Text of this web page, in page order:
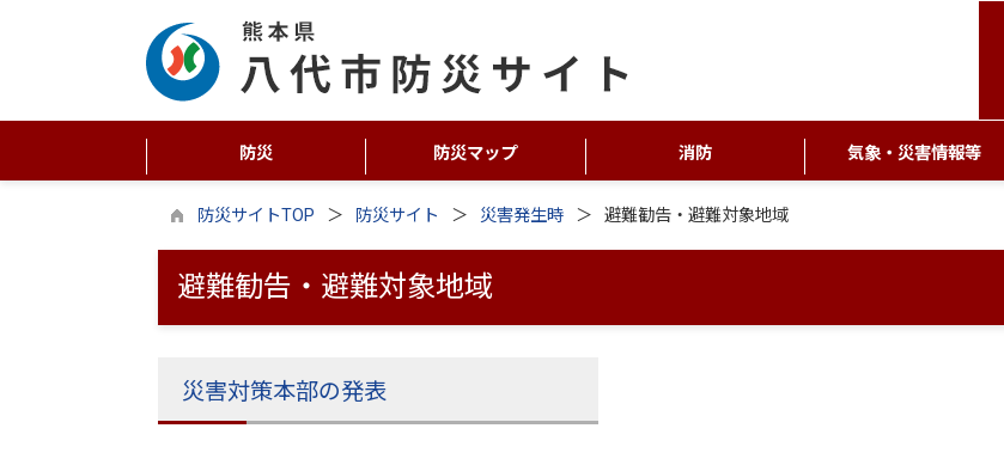
防災 防災マップ 消防 気象・災害情報等
防災サイトTOP 防災サイト 災害発生時 避難勧告・避難対象地域
避難勧告・避難対象地域
災害対策本部の発表